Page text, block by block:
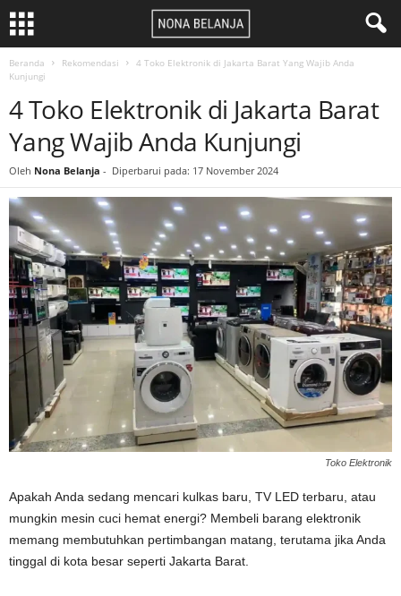
Beranda Rekomendasi
4 Toko Elektronik di Jakarta Barat Yang Wajib Anda
Kunjungi
4 Toko Elektronik di Jakarta Barat
Yang Wajib Anda Kunjungi
Oleh Nona Belanja - Diperbarui pada: 17 November 2024
Toko Elektronik
Apakah Anda sedang mencari kulkas baru, TV LED terbaru, atau
mungkin mesin cuci hemat energi? Membeli barang elektronik
memang membutuhkan pertimbangan matang, terutama jika Anda
tinggal di kota besar seperti Jakarta Barat.